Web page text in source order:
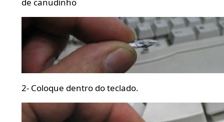
2- Coloque dentro do teclado.